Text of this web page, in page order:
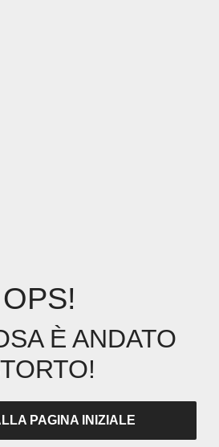
OPS!
È ANDATO
PAGINA INIZIALE